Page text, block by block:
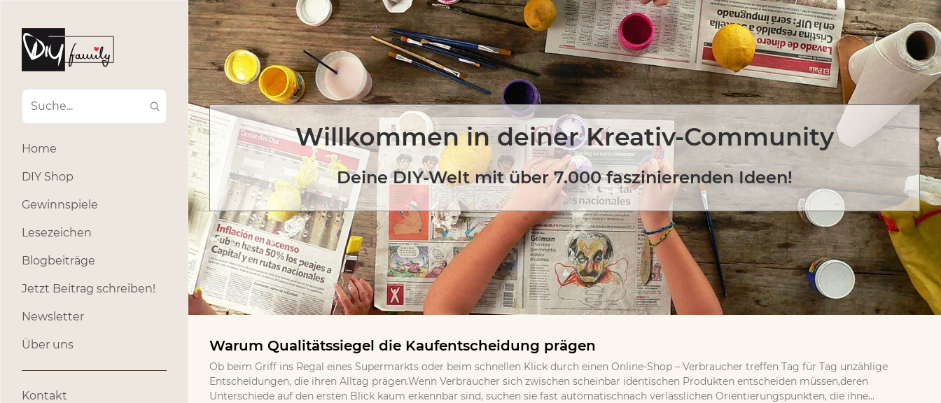
Home
DIY Shop
Gewinnspiele
Lesezeichen
Blogbeiträge
Jetzt Beitrag schreiben!
Newsletter
Über uns
Kontakt
Willkommen in deiner Kreativ-Community
Deine DIY-Welt mit über 7.000 faszinierenden Ideen!
Warum Qualitätssiegel die Kaufentscheidung prägen
Ob beim Griff ins Regal eines Supermarkts oder beim schnellen Klick durch einen Online-Shop – Verbraucher treffen Tag für Tag unzählige
Entscheidungen, die ihren Alltag prägen.Wenn Verbraucher sich zwischen scheinbar identischen Produkten entscheiden müssen,deren
Unterschiede auf den ersten Blick kaum erkennbar sind, suchen sie fast automatischnach verlässlichen Orientierungspunkten, die ihne...